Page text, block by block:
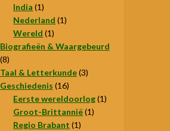
India 11
product
Nederland 11
Wereld 11
product
Biografieën & Waargebeurd
88
producten
Taal & Letterkunde 33
Geschiedenis 1616
producten
Eerste wereldoorlog 11
Groot-Brittannië 11
Regio Brabant 11